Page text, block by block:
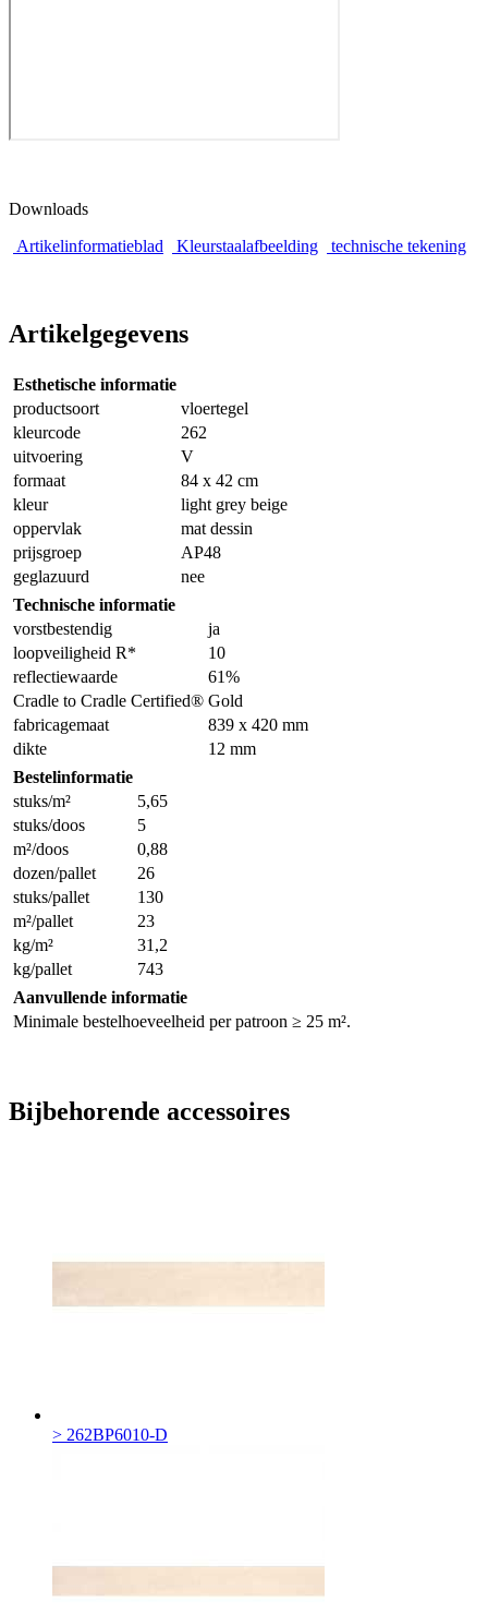
Downloads
Artikelinformatieblad
Kleurstaalafbeelding technische tekening
Artikelgegevens
Esthetische informatie
productsoort
vloertegel
kleurcode
262
uitvoering
V
formaat
84 x 42 cm
kleur
light grey beige
oppervlak
mat dessin
prijsgroep
AP48
geglazuurd
nee
Technische informatie
vorstbestendig
ja
loopveiligheid R*
10
reflectiewaarde
61%
Cradle to Cradle Certified® Gold
fabricagemaat
839 x 420 mm
dikte
12 mm
Bestelinformatie
stuks/m²
5,65
stuks/doos
5
m²/doos
0,88
dozen/pallet
26
stuks/pallet
130
m²/pallet
23
kg/m²
31,2
kg/pallet
743
Aanvullende informatie
Minimale bestelhoeveelheid per patroon ≥ 25 m².
Bijbehorende accessoires
> 262BP6010-D